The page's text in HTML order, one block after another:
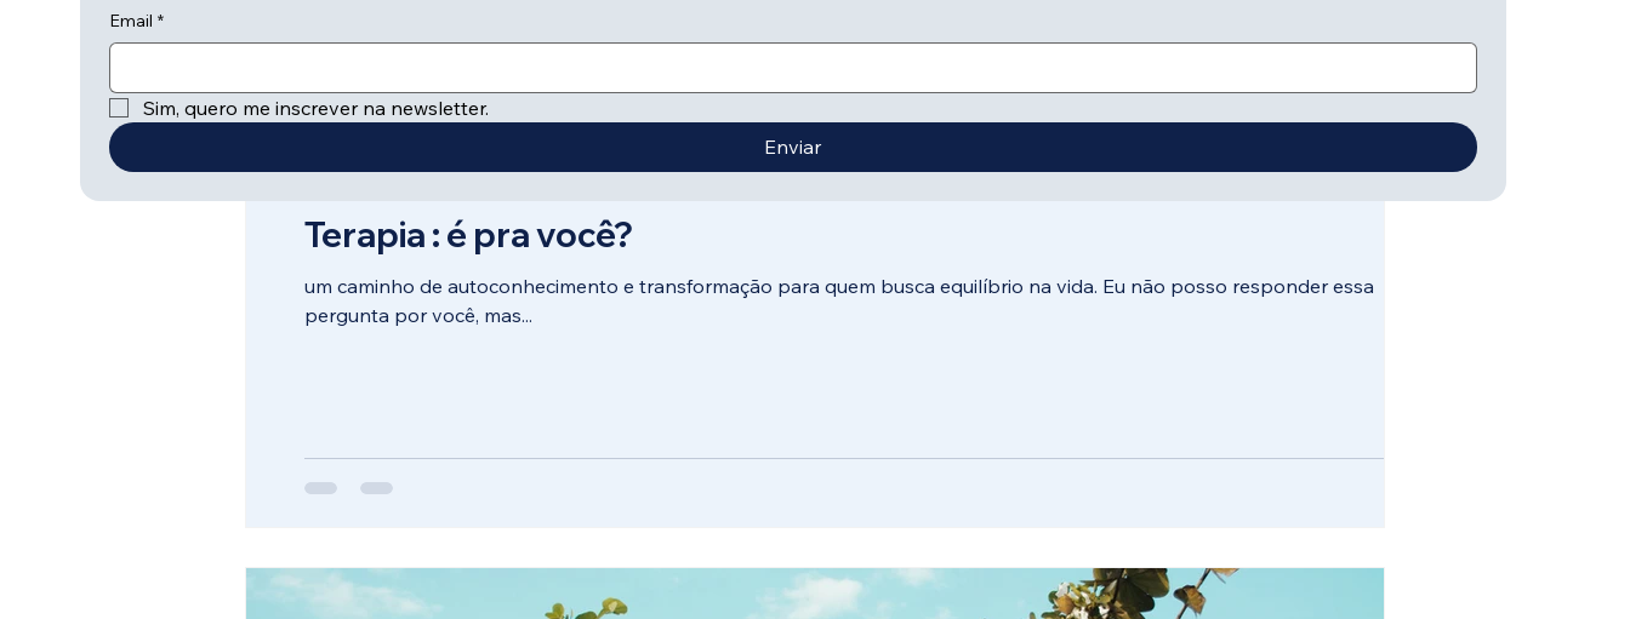
Terapia : é pra você?
um caminho de autoconhecimento e transformação para quem busca equilíbrio na vida. Eu não posso responder essa
pergunta por você, mas...
3 de mar. de 2025
2 min de leitura
Email *
Sim, quero me inscrever na newsletter.
Enviar